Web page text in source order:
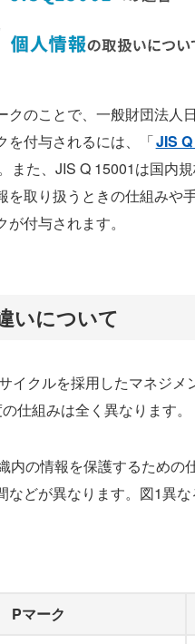
のことで、一般財団法人
を付与されるには、「JIS
また、JIS Q 15001は国内
取り扱うときの仕組みや
付与されます。
いについて
イクルを採用したマネジメ
仕組みは全く異なります。
内の情報を保護するため
どが異なります。図1異な
Pマーク